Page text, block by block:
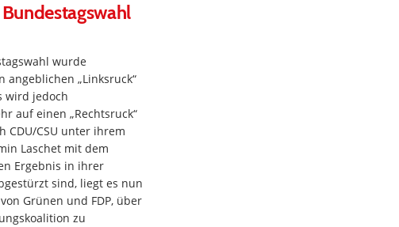
wurde
angeblichen „Linksruck“
wird jedoch
auf einen „Rechtsruck“
CDU/CSU unter ihrem
Laschet mit dem
Ergebnis in ihrer
sind, liegt es nun
Grünen und FDP, über
zu